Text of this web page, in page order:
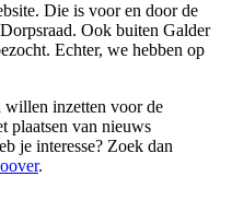
Die is voor en door de
Ook buiten Galder
Echter, we hebben op
willen inzetten voor de
plaatsen van nieuws
je interesse? Zoek dan
.